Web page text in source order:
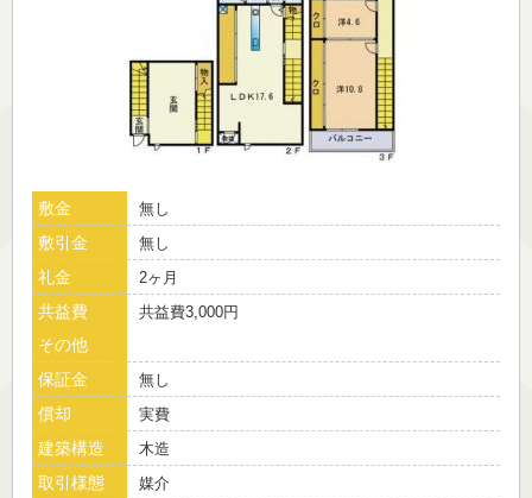
敷金 無し
敷引金 無し
礼金 2ヶ月
共益費
その他
共益費3,000円
保証金 無し
償却 実費
建築構造 木造
取引様態 媒介